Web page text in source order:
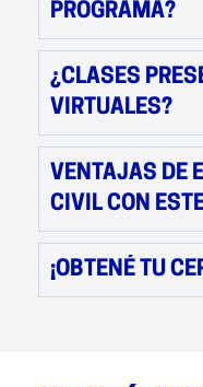
PROGRAMA?
¿CLASES
VIRTUALES?
VENTAJAS DE
CIVIL CON
¡OBTENÉ TU